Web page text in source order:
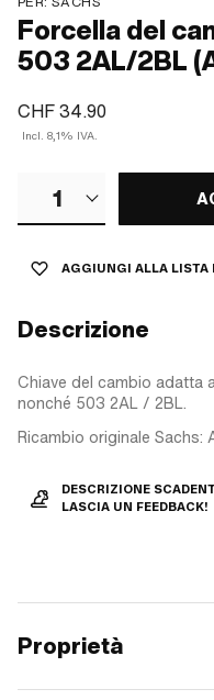
Forcella del
503 2AL/2BL
CHF 34.90
Incl. 8,1% IVA.
1
AGGIUNGI ALLA LISTA
Descrizione
Chiave del cambio adatta
nonché 503 2AL / 2BL.
Ricambio originale Sachs:
DESCRIZIONE
LASCIA UN FEEDBACK!
Proprietà